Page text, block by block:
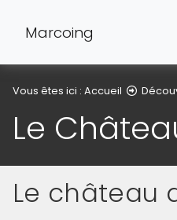
Marcoing
Vous êtes ici : Accueil
Le
Le château